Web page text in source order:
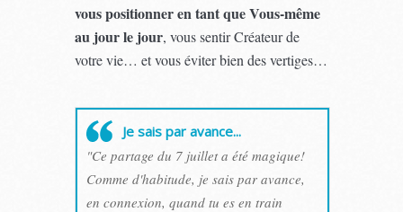
vous positionner en tant que Vous-même
au jour le jour, vous sentir Créateur de
votre vie… et vous éviter bien des vertiges…
Je sais par avance...
"Ce partage du 7 juillet a été magique!
Comme d'habitude, je sais par avance,
en connexion, quand tu es en train